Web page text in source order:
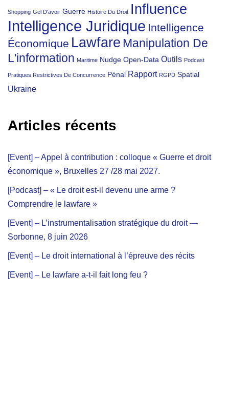
Shopping Gel D'avoir Guerre Histoire Du Droit Influence
Intelligence Juridique Intelligence
Économique Lawfare Manipulation De
L'information Maritime Nudge Open-Data Outils Podcast
Pratiques Restrictives De Concurrence Pénal Rapport RGPD Spatial
Ukraine
Articles récents
[Event] – Appel à contribution : colloque « Guerre et droit
économique », Bruxelles 27 /28 mai 2027.
[Podcast] – « Le droit est-il devenu une arme ?
Comprendre le lawfare »
[Event] – L’instrumentalisation stratégique du droit —
Sorbonne, 8 juin 2026
[Event] – Le droit international à l’épreuve des récits
[Event] – Le lawfare a-t-il fait long feu ?